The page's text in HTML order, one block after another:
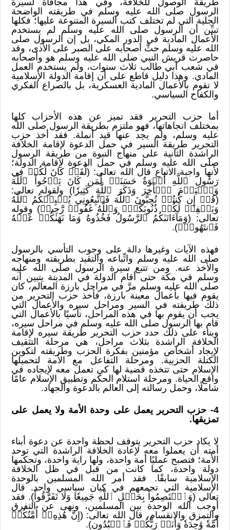
الرسول صلى الله عليه وسلم في طريقته الواضحة
الجلية التي لم تختلف كتب السيرة المتنوعة عليها؛ فكلها
تبيِّن أن الرسول صلى الله عليه وسلم لم يستخدم
الأعمال المادية في الدور المكي، بل إن الرسول صلى
الله عليه وسلم حثَّ أصحابه على الصبر على الأذى، وقد
حاصرت قريش النبي صلى الله عليه وسلم هو وأصحابه
في شعب أبي طالب ثلاث سنوات، ولم يستخدم العمل
المادي. وهذا دليل قاطع على أن إقامة الدولة الإسلامية
لا تقوم بالأعمال المادية العسكرية، بل بالصراع الفكري
والكفاح السياسي.
أما حزب التحرير فقد تميز عن هذه الأحزاب كلها
بمختلف اتجاهاتها، فهو ملتزم بطريقة الرسول صلى الله
عليه وسلم، ولم يحِد عنها قيد أنملة. فقد أخذ حزب
التحرير طريقة السير في حمل الدعوة لإقامة الخلافة
الراشدة الثانية على منهاج النبوة من طريقة الرسول
صلى الله عليه وسلم في حمل الدعوة لإقامة الدولة؛
لأنها واجبة الاتباع قال الله تعالى: (لَّقَدۡ كَانَ لَكُمۡ فِي
رَسُولِ ٱللَّهِ أُسۡوَةٌ حَسَنَةٞ لِّمَن كَانَ يَرۡجُواْ ٱللَّهَ
وَٱلۡيَوۡمَ ٱلۡأٓخِرَ وَذَكَرَ ٱللَّهَ كَثِيرٗا) ولقوله تعالى:
(قُلۡ إِن كُنتُمۡ تُحِبُّونَ ٱللَّهَ فَٱتَّبِعُونِي يُحۡبِبۡكُمُ ٱللَّهُ
وَيَغۡفِرۡ لَكُمۡ ذُنُوبَكُمۡۚ وَٱللَّهُ غَفُورٞ رَّحِيمٞ) وقوله
تعالى: (وَمَآءَاتَىٰكُمُ ٱلرَّسُولُ فَخُذُوهُ وَمَا نَهَىٰكُمۡ عَنۡهُ
فَٱنتَهُواْۚ).
فهذه الآيات وغيرها دالة على وجوب التأسي بالرسول
صلى الله عليه وسلم واتِّباعه والتقيد بطريقته ومنهاجه
والأخذ عنه. ومن تتبع سيرة الرسول صلى الله عليه
وسلم في مكة حتى أقام الدولة في المدينة يتبين أنه
صلى الله عليه وسلم مرَّ في مراحل بارزة المعالم، كان
يقوم فيها بأعمال معينة بارزة، فأخذ حزب التحرير من
ذلك طريقته في السير ومراحل سيره والأعمال التي
يجب أن يقوم بها في هذه المراحل، تأسيًا بالأعمال التي
قام بها الرسول صلى الله عليه وسلم في مراحل سيره،
وبناء على ذلك حدد حزب التحرير طريقة سيره لإقامة
الخلافة الراشدة بثلاث مراحل، هي مرحلة التثقيف
لإيجاد أشخاص مؤمنين بفكرة الحزب وطريقته لتكوين
الكتلة الحزبية. ومرحلة التفاعل مع الأمة لتحميلها
الإسلام حتى تتخذه قضية لها كي تعمل معه لإيجاده في
واقع الحياة. ومرحلة استلام الحكم وتطبيق الإسلام عامًا
شاملًا، وحمل رسالته إلى العالم بالدعوة والجهاد.
4- حزب التحرير يعمل على وحدة الأمة ولا يعمل على
تمزيقها.
لا يكاد حزب التحرير يتوقف لحظة واحدة عن دعوة أبناء
أمته أن يعملوا معه لإعادة الخلافة الراشدة التي توحد
الأمة؛ فتصبح عمليًا أمة واحدة، ولها راية واحدة، وتحكمها
دولة واحدة، كما كانت من قبل في ظل الخلافة
الإسلامية سابقًا. فقد أمر الله المسلمين بالوحدة
الإسلامية التي تجمعهم في كيان سياسي واحد. قال
تعالى (وَٱعۡتَصِمُواْ بِحَبۡلِ ٱللَّهِ جَمِيعٗا وَلَا تَفَرَّقُواْ). فقد
أوجب الله الوحدة بين المسلمين، ونهى عن التفرق
والتمزق والانقسام، قال الله تعالى: (إِنَّ هَٰذِهِۦٓ أُمَّتُكُمۡ
أُمَّةٗ وَٰحِدَةٗ وَأَنَا۠ رَبُّكُمۡ فَٱعۡبُدُون).